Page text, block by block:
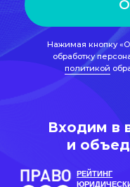
Входим в
и
РЕЙТИНГ
ЮРИДИЧЕСКИХ
КОМПАНИЙ
РОССИИ